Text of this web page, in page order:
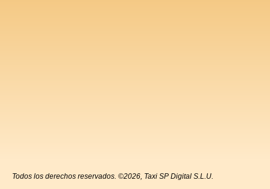
Todos los derechos reservados. ©2026, Taxi SP Digital S.L.U.